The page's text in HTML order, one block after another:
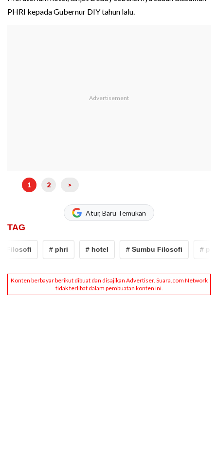
PHRI kepada Gubernur DIY tahun lalu.
1 2 >
Atur, Baru Temukan
TAG
Filosofi # phri # hotel # Sumbu Filosofi # phri